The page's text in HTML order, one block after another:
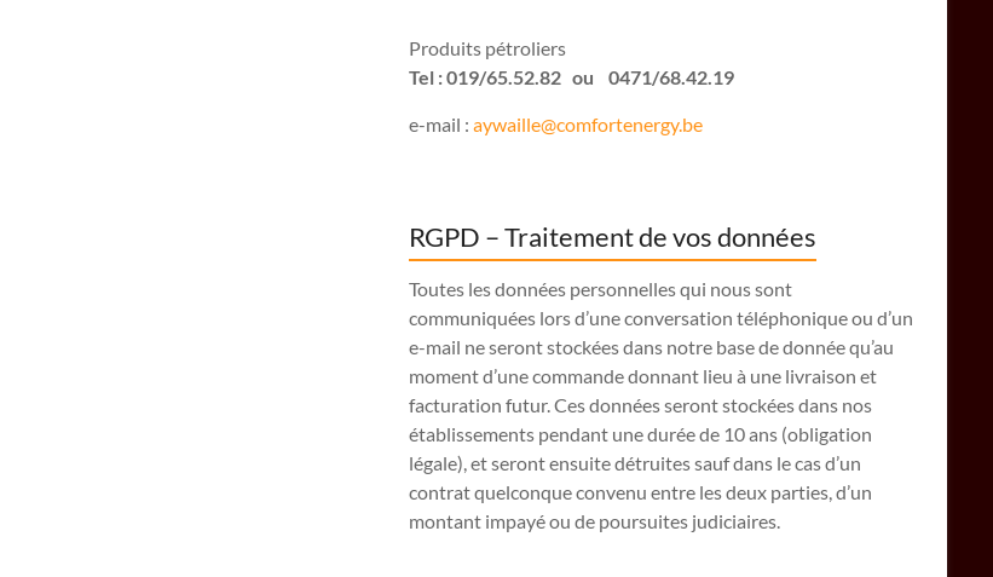
Produits pétroliers
Tel : 019/65.52.82 ou 0471/68.42.19
e-mail : aywaille@comfortenergy.be
RGPD – Traitement de vos données
Toutes les données personnelles qui nous sont
communiquées lors d’une conversation téléphonique ou d’un
e-mail ne seront stockées dans notre base de donnée qu’au
moment d’une commande donnant lieu à une livraison et
facturation futur. Ces données seront stockées dans nos
établissements pendant une durée de 10 ans (obligation
légale), et seront ensuite détruites sauf dans le cas d’un
contrat quelconque convenu entre les deux parties, d’un
montant impayé ou de poursuites judiciaires.